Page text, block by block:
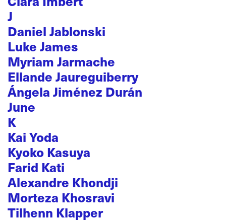
J
Daniel Jablonski
Luke James
Myriam Jarmache
Ellande Jaureguiberry
Ángela Jiménez Durán
June
K
Kai Yoda
Kyoko Kasuya
Farid Kati
Alexandre Khondji
Morteza Khosravi
Tilhenn Klapper